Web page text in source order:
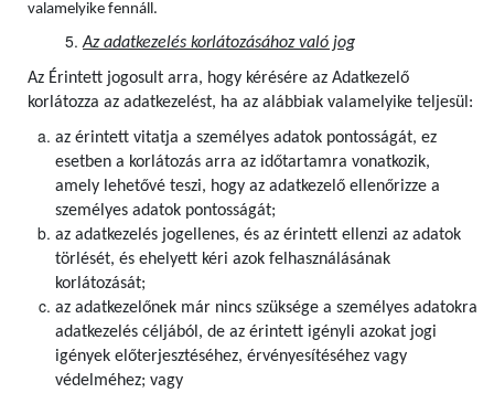
valamelyike fennáll.
Az adatkezelés korlátozásához való jog
Az Érintett jogosult arra, hogy kérésére az Adatkezelő
korlátozza az adatkezelést, ha az alábbiak valamelyike teljesül:
az érintett vitatja a személyes adatok pontosságát, ez
esetben a korlátozás arra az időtartamra vonatkozik,
amely lehetővé teszi, hogy az adatkezelő ellenőrizze a
személyes adatok pontosságát;
az adatkezelés jogellenes, és az érintett ellenzi az adatok
törlését, és ehelyett kéri azok felhasználásának
korlátozását;
az adatkezelőnek már nincs szüksége a személyes adatokra
adatkezelés céljából, de az érintett igényli azokat jogi
igények előterjesztéséhez, érvényesítéséhez vagy
védelméhez; vagy